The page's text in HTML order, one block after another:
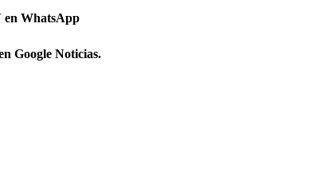
en WhatsApp
Google Noticias.